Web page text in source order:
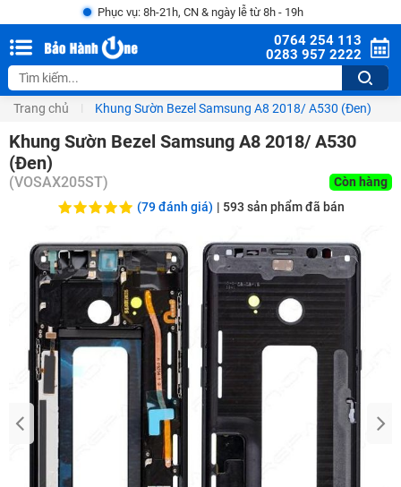
Phục vụ: 8h-21h, CN & ngày lễ từ 8h - 19h
0764 254 113
0283 957 2222
Trang chủ Khung Sườn Bezel Samsung A8 2018/ A530 (Đen)
Khung Sườn Bezel Samsung A8 2018/ A530
(Đen)
(VOSAX205ST)
Còn hàng
(79 đánh giá) | 593 sản phẩm đã bán